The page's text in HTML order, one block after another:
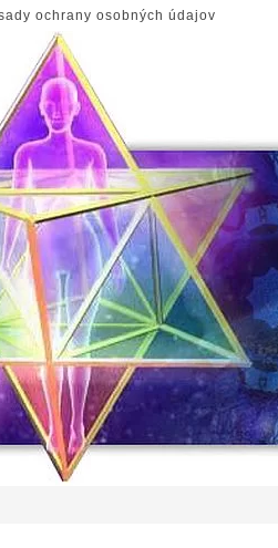
ochrany osobných údajov